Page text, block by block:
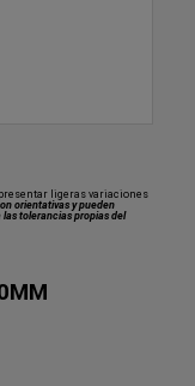
ligeras variaciones
orientativas y pueden
tolerancias propias del